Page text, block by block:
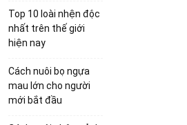
Top 10 loài nhện độc
nhất trên thế giới
hiện nay
Cách nuôi bọ ngựa
mau lớn cho người
mới bắt đầu